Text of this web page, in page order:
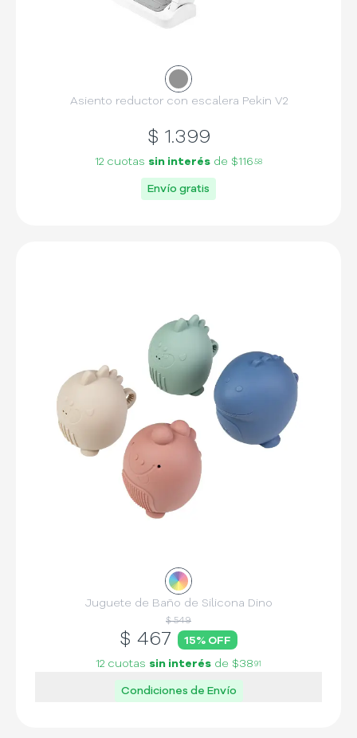
Asiento reductor con escalera Pekin V2
$ 1.399
12 cuotas sin interés de $116 58
Envío gratis
Juguete de Baño de Silicona Dino
$ 549
$ 467 15% OFF
12 cuotas sin interés de $38 91
Condiciones de Envío